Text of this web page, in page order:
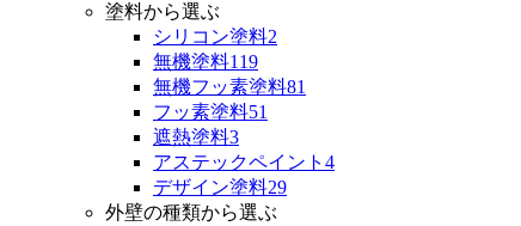
塗料から選ぶ
シリコン塗料2
無機塗料119
無機フッ素塗料81
フッ素塗料51
遮熱塗料3
アステックペイント 4
デザイン塗料29
外壁の種類から選ぶ